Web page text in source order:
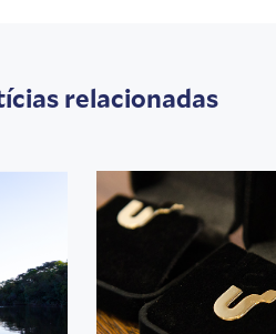
relacionadas